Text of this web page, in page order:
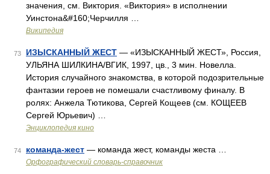
значения, см. Виктория. «Виктория» в исполнении
Уинстона&#160;Черчилля …
Википедия
73 ИЗЫСКАННЫЙ ЖЕСТ — «ИЗЫСКАННЫЙ ЖЕСТ», Россия,
УЛЬЯНА ШИЛКИНА/ВГИК, 1997, цв., 3 мин. Новелла.
История случайного знакомства, в которой подозрительные
фантазии героев не помешали счастливому финалу. В
ролях: Анжела Тютикова, Сергей Кощеев (см. КОЩЕЕВ
Сергей Юрьевич) …
Энциклопедия кино
74 команда-жест — команда жест, команды жеста …
Орфографический словарь-справочник